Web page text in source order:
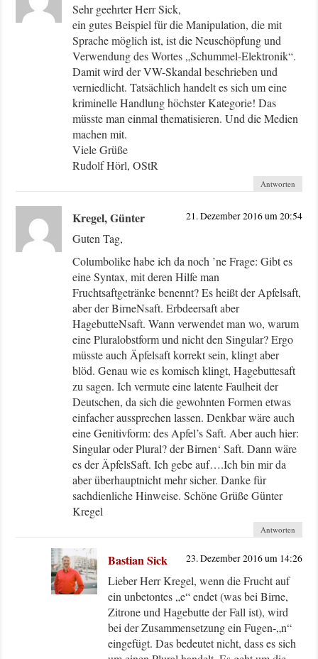
Sehr geehrter Herr Sick,
ein gutes Beispiel für die Manipulation, die mit
Sprache möglich ist, ist die Neuschöpfung und
Verwendung des Wortes „Schummel-Elektronik“.
Damit wird der VW-Skandal beschrieben und
verniedlicht. Tatsächlich handelt es sich um eine
kriminelle Handlung höchster Kategorie! Das
müsste man einmal thematisieren. Und die Medien
machen mit.
Viele Grüße
Rudolf Hörl, OStR
Antworten
Kregel, Günter 21. Dezember 2016 um 20:54
Guten Tag,
Columbolike habe ich da noch ’ne Frage: Gibt es
eine Syntax, mit deren Hilfe man
Fruchtsaftgetränke benennt? Es heißt der Apfelsaft,
aber der BirneNsaft. Erbdeersaft aber
HagebutteNsaft. Wann verwendet man wo, warum
eine Pluralobstform und nicht den Singular? Ergo
müsste auch Äpfelsaft korrekt sein, klingt aber
blöd. Genau wie es komisch klingt, Hagebuttesaft
zu sagen. Ich vermute eine latente Faulheit der
Deutschen, da sich die gewohnten Formen etwas
einfacher aussprechen lassen. Denkbar wäre auch
eine Genitivform: des Apfel’s Saft. Aber auch hier:
Singular oder Plural? der Birnen‘ Saft. Dann wäre
es der ÄpfelsSaft. Ich gebe auf….Ich bin mir da
aber überhauptnicht mehr sicher. Danke für
sachdienliche Hinweise. Schöne Grüße Günter
Kregel
Antworten
Bastian Sick 23. Dezember 2016 um 14:26
Lieber Herr Kregel, wenn die Frucht auf
ein unbetontes „e“ endet (was bei Birne,
Zitrone und Hagebutte der Fall ist), wird
bei der Zusammensetzung ein Fugen-„n“
eingefügt. Das bedeutet nicht, dass es sich